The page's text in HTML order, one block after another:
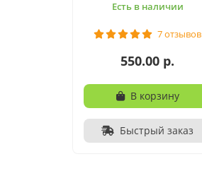
Есть в наличии
7 отзывов
550.00 р.
В корзину
Быстрый заказ